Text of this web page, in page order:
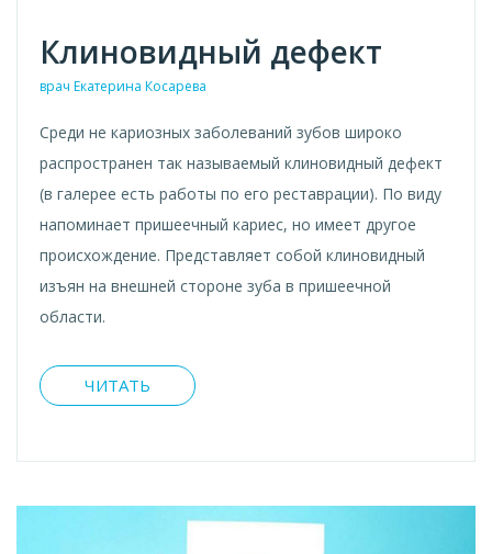
Клиновидный дефект
врач Екатерина Косарева
Среди не кариозных заболеваний зубов широко
распространен так называемый клиновидный дефект
(в галерее есть работы по его реставрации). По виду
напоминает пришеечный кариес, но имеет другое
происхождение. Представляет собой клиновидный
изъян на внешней стороне зуба в пришеечной
области.
ЧИТАТЬ